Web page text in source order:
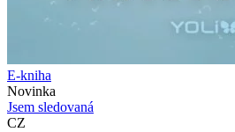
E-kniha
Novinka
Jsem sledovaná
CZ